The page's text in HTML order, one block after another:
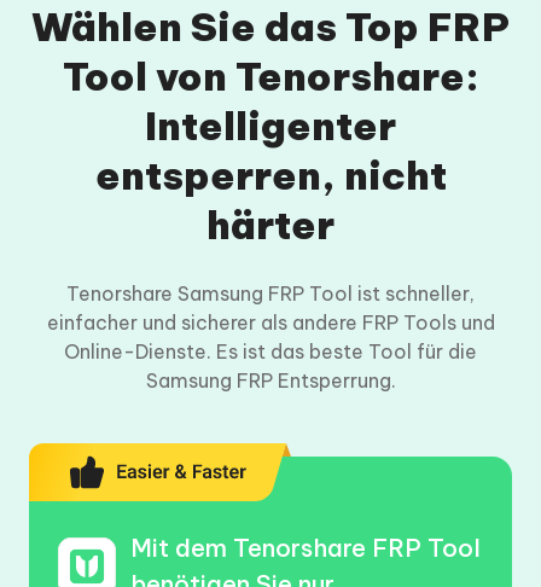
Wählen Sie das Top FRP
Tool von Tenorshare:
Intelligenter
entsperren, nicht
härter
Tenorshare Samsung FRP Tool ist schneller,
einfacher und sicherer als andere FRP Tools und
Online-Dienste. Es ist das beste Tool für die
Samsung FRP Entsperrung.
Mit dem Tenorshare FRP Tool